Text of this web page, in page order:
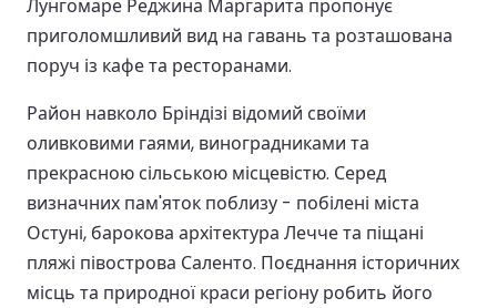
Лунгомаре Реджина Маргарита пропонує
приголомшливий вид на гавань та розташована
поруч із кафе та ресторанами.
Район навколо Бріндізі відомий своїми
оливковими гаями, виноградниками та
прекрасною сільською місцевістю. Серед
визначних пам'яток поблизу - побілені міста
Остуні, барокова архітектура Лечче та піщані
пляжі півострова Саленто. Поєднання історичних
місць та природної краси регіону робить його